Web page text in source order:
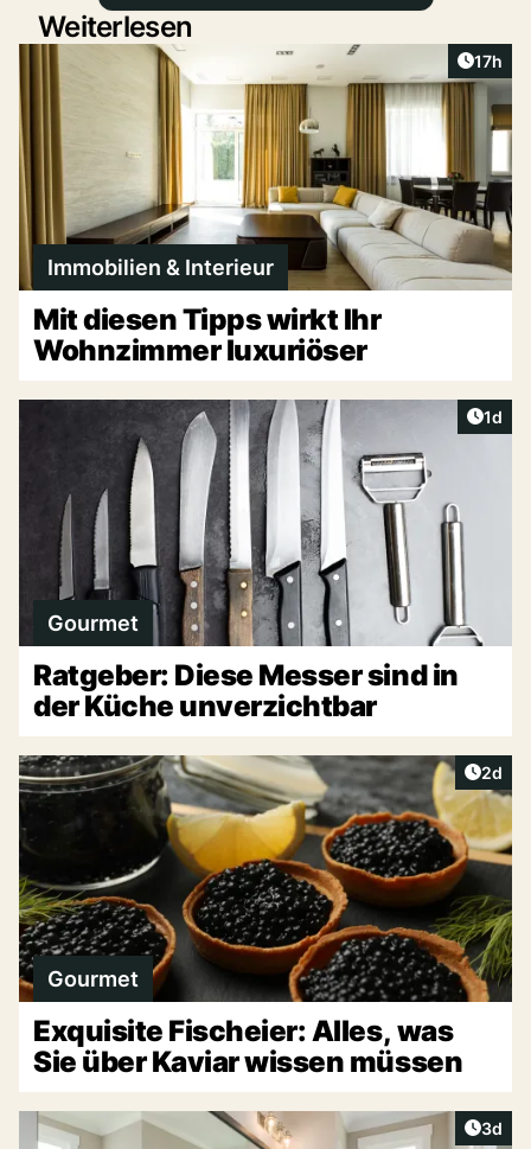
Weiterlesen
Artikel
17h
Immobilien & Interieur
Mit diesen Tipps wirkt Ihr
Wohnzimmer luxuriöser
1d
Gourmet
Ratgeber: Diese Messer sind in
der Küche unverzichtbar
2d
Gourmet
Exquisite Fischeier: Alles, was
Sie über Kaviar wissen müssen
3d